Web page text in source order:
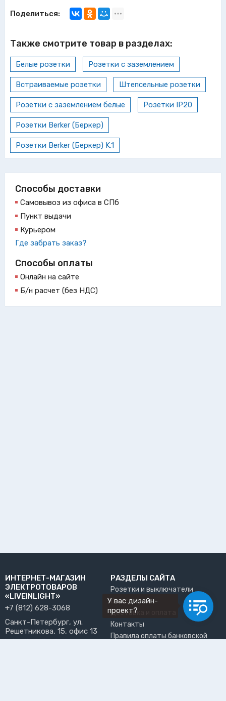
Поделиться:
Также смотрите товар в разделах:
Белые розетки Розетки с заземлением
Встраиваемые розетки Штепсельные розетки
Розетки с заземлением белые Розетки IP20
Розетки Berker (Беркер)
Розетки Berker (Беркер) K.1
Способы доставки
Самовывоз из офиса в СПб
Пункт выдачи
Курьером
Где забрать заказ?
Способы оплаты
Онлайн на сайте
Б/н расчет (без НДС)
ИНТЕРНЕТ-МАГАЗИН
ЭЛЕКТРОТОВАРОВ
«LIVEINLIGHT»
+7 (812) 628-3068
Санкт-Петербург, ул.
Решетникова, 15, офис 13
info@liveinlight.ru
РАЗДЕЛЫ САЙТА
Розетки и выключатели
О нас
Доставка и оплата
Контакты
Правила оплаты банковской
У вас дизайн-
проект?